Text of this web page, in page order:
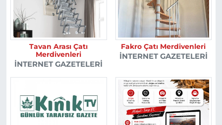
Tavan Arası Çatı
Merdivenleri
İNTERNET GAZETELERI
Fakro Çatı Merdivenleri
İNTERNET GAZETELERI